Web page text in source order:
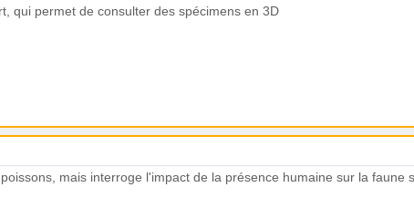
qui permet de consulter des spécimens en 3D
mais interroge l'impact de la présence humaine sur la faune